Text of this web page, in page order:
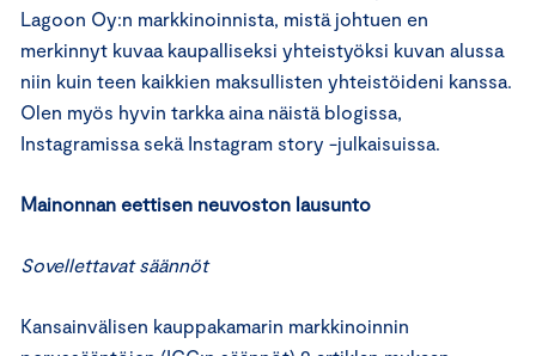
Lagoon Oy:n markkinoinnista, mistä johtuen en
merkinnyt kuvaa kaupalliseksi yhteistyöksi kuvan alussa
niin kuin teen kaikkien maksullisten yhteistöideni kanssa.
Olen myös hyvin tarkka aina näistä blogissa,
Instagramissa sekä Instagram story -julkaisuissa.
Mainonnan eettisen neuvoston lausunto
Sovellettavat säännöt
Kansainvälisen kauppakamarin markkinoinnin